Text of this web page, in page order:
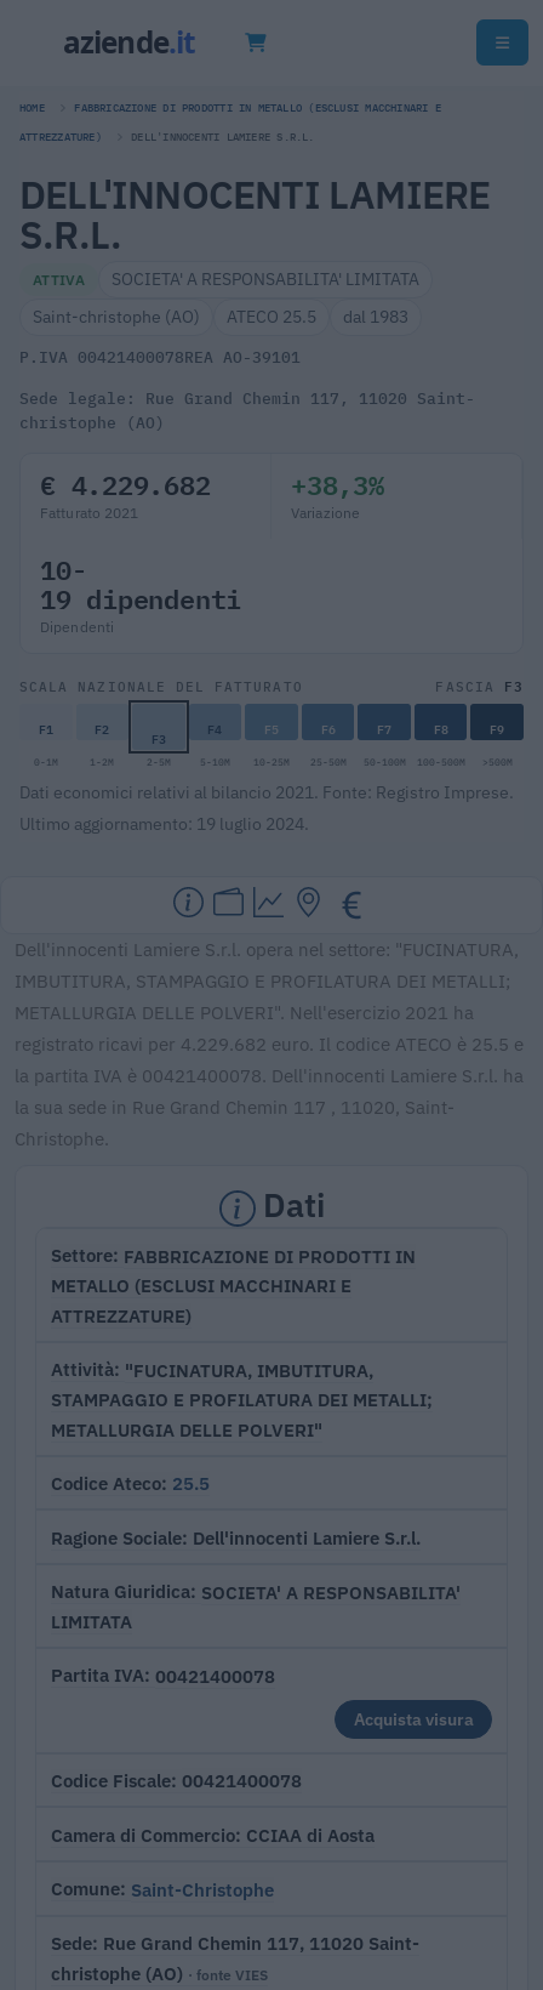
HOME FABBRICAZIONE DI PRODOTTI IN METALLO (ESCLUSI MACCHINARI E
ATTREZZATURE) DELL'INNOCENTI LAMIERE S.R.L.
DELL'INNOCENTI LAMIERE
S.R.L.
ATTIVA
SOCIETA' A RESPONSABILITA' LIMITATA
Saint-christophe (AO)
ATECO 25.5 dal 1983
P.IVA 00421400078REA AO-39101
Sede legale: Rue Grand Chemin 117, 11020 Saint-
christophe (AO)
€ 4.229.682
Fatturato 2021
+38,3%
Variazione
10-
19 dipendenti
Dipendenti
SCALA NAZIONALE DEL FATTURATO FASCIA F3
F1 F2 F3 F4 F5 F6 F7 F8 F9
0-1M 1-2M 2-5M 5-10M 10-25M 25-50M 50-100M 100-500M >500M
Dati economici relativi al bilancio 2021. Fonte: Registro Imprese.
Ultimo aggiornamento: 19 luglio 2024.
Dell'innocenti Lamiere S.r.l. opera nel settore: "FUCINATURA,
IMBUTITURA, STAMPAGGIO E PROFILATURA DEI METALLI;
METALLURGIA DELLE POLVERI". Nell'esercizio 2021 ha
registrato ricavi per 4.229.682 euro. Il codice ATECO è 25.5 e
la partita IVA è 00421400078. Dell'innocenti Lamiere S.r.l. ha
la sua sede in Rue Grand Chemin 117 , 11020, Saint-
Christophe.
Dati
Settore FABBRICAZIONE DI PRODOTTI IN
METALLO (ESCLUSI MACCHINARI E
ATTREZZATURE)
Attività "FUCINATURA, IMBUTITURA,
STAMPAGGIO E PROFILATURA DEI METALLI;
METALLURGIA DELLE POLVERI"
Codice Ateco 25.5
Ragione Sociale Dell'innocenti Lamiere S.r.l.
Natura Giuridica SOCIETA' A RESPONSABILITA'
LIMITATA
Partita IVA 00421400078
Acquista visura
Codice Fiscale 00421400078
Camera di Commercio CCIAA di Aosta
Comune Saint-Christophe
Sede Rue Grand Chemin 117, 11020 Saint-
christophe (AO) · fonte VIES